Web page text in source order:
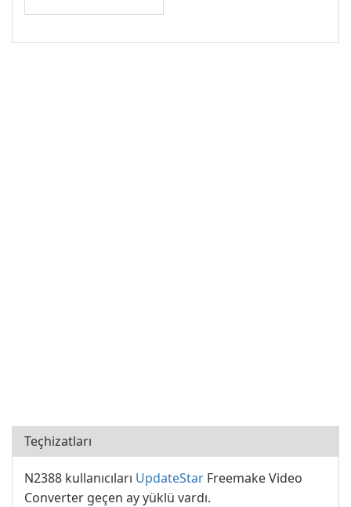
Teçhizatları
N2388 kullanıcıları UpdateStar Freemake Video
Converter geçen ay yüklü vardı.